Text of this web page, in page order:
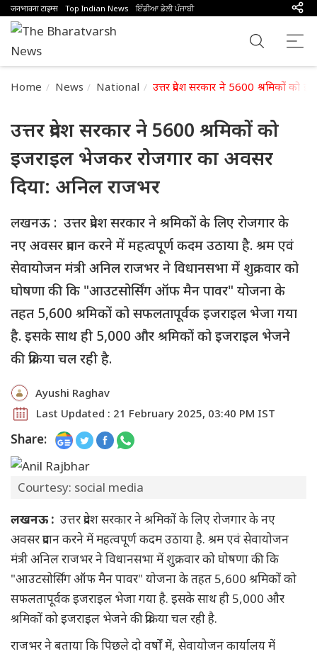
जनभावना टाइम्स Top Indian News ਇੰਡੀਆ ਡੇਲੀ ਪੰਜਾਬੀ
Home News National उत्तर प्रदेश सरकार ने 5600 श्रमिकों को
उत्तर प्रदेश सरकार ने 5600 श्रमिकों को
इजराइल भेजकर रोजगार का अवसर
दिया: अनिल राजभर
लखनऊ : उत्तर प्रदेश सरकार ने श्रमिकों के लिए रोजगार के
नए अवसर प्रदान करने में महत्वपूर्ण कदम उठाया है. श्रम एवं
सेवायोजन मंत्री अनिल राजभर ने विधानसभा में शुक्रवार को
घोषणा की कि "आउटसोर्सिंग ऑफ मैन पावर" योजना के
तहत 5,600 श्रमिकों को सफलतापूर्वक इजराइल भेजा गया
है. इसके साथ ही 5,000 और श्रमिकों को इजराइल भेजने
की प्रक्रिया चल रही है.
Ayushi Raghav
Last Updated : 21 February 2025, 03:40 PM IST
Share:
Courtesy: social media
लखनऊ : उत्तर प्रदेश सरकार ने श्रमिकों के लिए रोजगार के नए
अवसर प्रदान करने में महत्वपूर्ण कदम उठाया है. श्रम एवं सेवायोजन
मंत्री अनिल राजभर ने विधानसभा में शुक्रवार को घोषणा की कि
"आउटसोर्सिंग ऑफ मैन पावर" योजना के तहत 5,600 श्रमिकों को
सफलतापूर्वक इजराइल भेजा गया है. इसके साथ ही 5,000 और
श्रमिकों को इजराइल भेजने की प्रक्रिया चल रही है.
राजभर ने बताया कि पिछले दो वर्षों में, सेवायोजन कार्यालय में